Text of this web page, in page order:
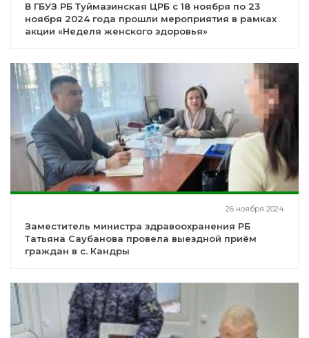
В ГБУЗ РБ Туймазинская ЦРБ с 18 ноября по 23
ноября 2024 года прошли мероприятия в рамках
акции «Неделя женского здоровья»
26 ноября 2024
Заместитель министра здравоохранения РБ
Татьяна Саубанова провела выездной приём
граждан в с. Кандры